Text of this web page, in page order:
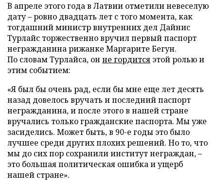
В апреле этого года в Латвии отметили невеселую
дату – ровно двадцать лет с того момента, как
тогдашний министр внутренних дел Дайнис
Турлайс торжественно вручил первый паспорт
негражданина рижанке Маргарите Бегун.
По словам Турлайса, он не гордится этой ролью и
этим событием:
«Я был бы очень рад, если бы мне еще лет десять
назад довелось вручать и последний паспорт
негражданина, и после этого в нашей стране
вручались только гражданские паспорта. Мы уже
засиделись. Может быть, в 90-е годы это было
лучшее среди других плохих решений. Но то, что
мы до сих пор сохранили институт неграждан, –
это большая политическая ошибка и ущерб
нашей стране».